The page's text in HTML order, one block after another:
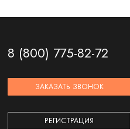
8 (800) 775-82-72
ЗАКАЗАТЬ ЗВОНОК
РЕГИСТРАЦИЯ